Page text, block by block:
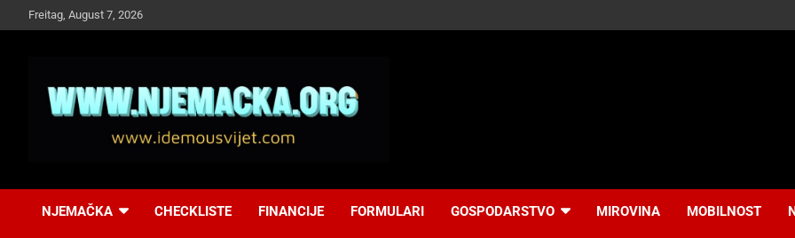
to
Freitag, August 7, 2026
Idemo u Svijet-
NJEMAČKA CHECKLISTE FINANCIJE FORMULARI GOSPODARSTVO MIROVINA MOBILNOST